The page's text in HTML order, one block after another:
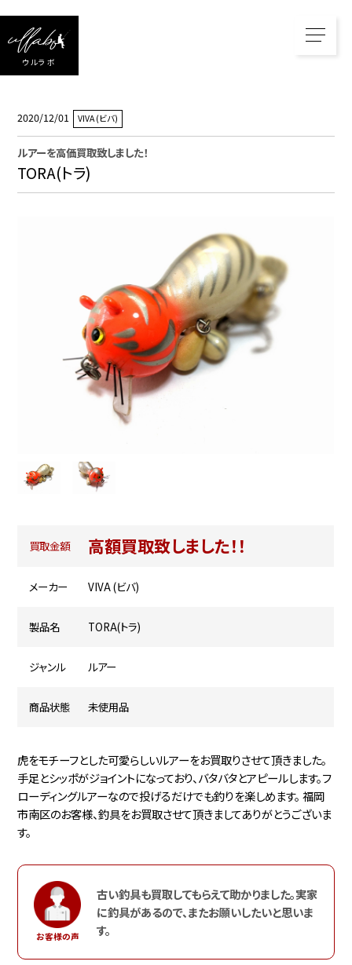
ウルラボ
2020/12/01 VIVA (ビバ)
ルアーを高価買取致しました！
TORA(トラ)
買取金額 高額買取致しました！！
メーカー VIVA (ビバ)
製品名 TORA(トラ)
ジャンル ルアー
商品状態 未使用品
虎をモチーフとした可愛らしいルアーをお買取りさせて頂きました。
手足とシッポがジョイントになっており、バタバタとアピールします。フ
ローディングルアーなので投げるだけでも釣りを楽しめます。 福岡
市南区のお客様、釣具をお買取させて頂きましてありがとうございま
す。
お客様の声
古い釣具も買取してもらえて助かりました。実家
に釣具があるので、またお願いしたいと思いま
す。